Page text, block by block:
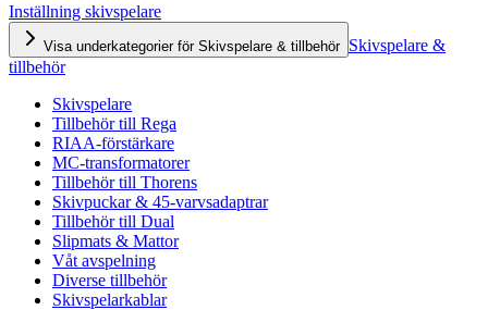
Inställning skivspelare
Visa underkategorier för Skivspelare & tillbehör Skivspelare &
tillbehör
Skivspelare
Tillbehör till Rega
RIAA-förstärkare
MC-transformatorer
Tillbehör till Thorens
Skivpuckar & 45-varvsadaptrar
Tillbehör till Dual
Slipmats & Mattor
Våt avspelning
Diverse tillbehör
Skivspelarkablar